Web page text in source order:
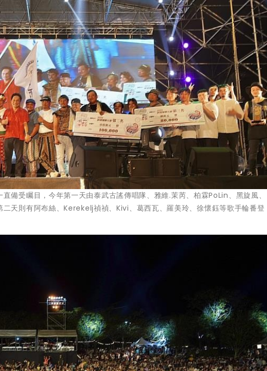
備受矚目，今年第一天由泰武古謠傳唱隊、雅維.茉芮、柏霖PoLin、黑旋風、
天則有阿布絲、Kerekelj禎禎、Kivi、葛西瓦、羅美玲、徐懷鈺等歌手輪番登